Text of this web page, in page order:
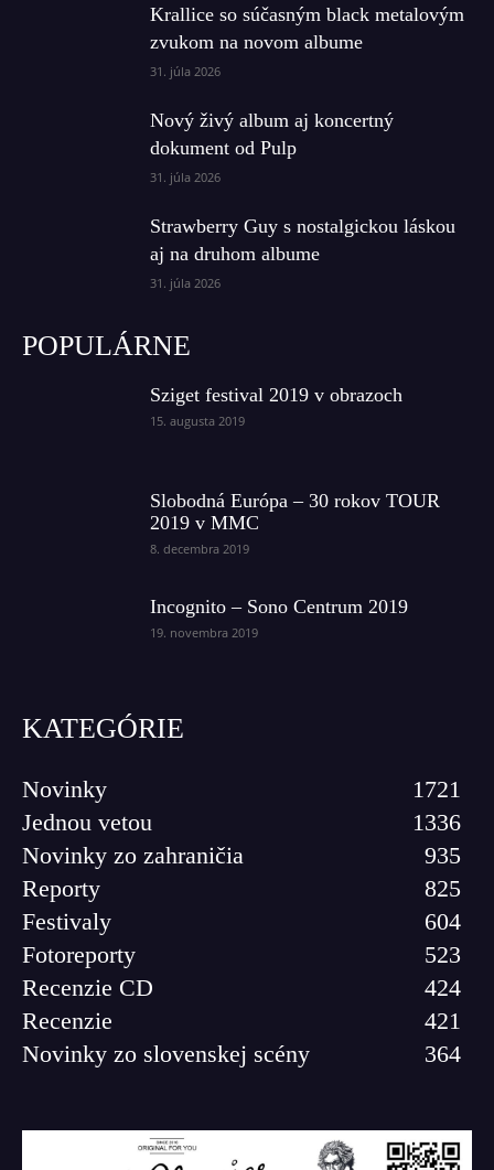
Krallice so súčasným black metalovým
zvukom na novom albume
31. júla 2026
Nový živý album aj koncertný
dokument od Pulp
31. júla 2026
Strawberry Guy s nostalgickou láskou
aj na druhom albume
31. júla 2026
POPULÁRNE
Sziget festival 2019 v obrazoch
15. augusta 2019
Slobodná Európa – 30 rokov TOUR
2019 v MMC
8. decembra 2019
Incognito – Sono Centrum 2019
19. novembra 2019
KATEGÓRIE
Novinky
1721
Jednou vetou
1336
Novinky zo zahraničia
935
Reporty
825
Festivaly
604
Fotoreporty
523
Recenzie CD
424
Recenzie
421
Novinky zo slovenskej scény
364